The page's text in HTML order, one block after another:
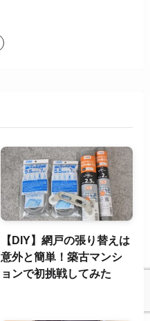
【DIY】網戸の張り替えは
意外と簡単！築古マンシ
ョンで初挑戦してみた